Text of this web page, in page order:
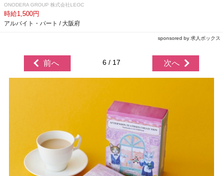
ONODERA GROUP 株式会社LEOC
時給1,500円
アルバイト・パート / 大阪府
sponsored by 求人ボックス
前へ 6 / 17 次へ